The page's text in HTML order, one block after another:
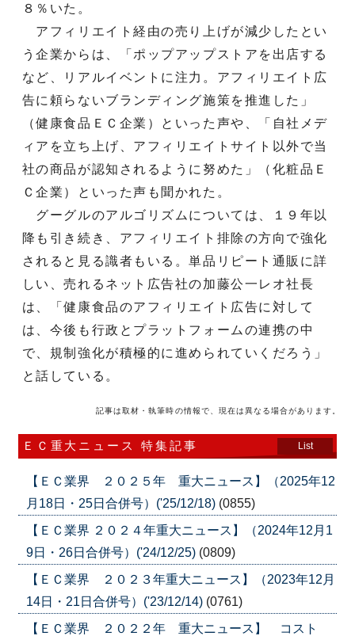
８％いた。
アフィリエイト経由の売り上げが減少したとい
う企業からは、「ポップアップストアを出店する
など、リアルイベントに注力。アフィリエイト広
告に頼らないブランディング施策を推進した」
（健康食品ＥＣ企業）といった声や、「自社メデ
ィアを立ち上げ、アフィリエイトサイト以外で当
社の商品が認知されるように努めた」（化粧品Ｅ
Ｃ企業）といった声も聞かれた。
グーグルのアルゴリズムについては、１９年以
降も引き続き、アフィリエイト排除の方向で強化
されると見る識者もいる。単品リピート通販に詳
しい、売れるネット広告社の加藤公一レオ社長
は、「健康食品のアフィリエイト広告に対して
は、今後も行政とプラットフォームの連携の中
で、規制強化が積極的に進められていくだろう」
と話している。
記事は取材・執筆時の情報で、現在は異なる場合があります。
ＥＣ重大ニュース 特集記事 List
【ＥＣ業界 ２０２５年 重大ニュース】（2025年12
月18日・25日合併号）('25/12/18) (0855)
【ＥＣ業界 ２０２４年重大ニュース】（2024年12月1
9日・26日合併号）('24/12/25) (0809)
【ＥＣ業界 ２０２３年重大ニュース】（2023年12月
14日・21日合併号）('23/12/14) (0761)
【ＥＣ業界 ２０２２年 重大ニュース】 コスト